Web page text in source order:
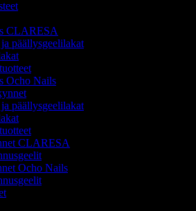
CLARESA
päällysgeelilakat
Ocho Nails
päällysgeelilakat
CLARESA
Ocho Nails